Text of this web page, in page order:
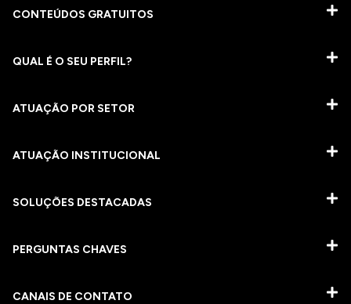
CONTEÚDOS GRATUITOS
QUAL É O SEU PERFIL?
ATUAÇÃO POR SETOR
ATUAÇÃO INSTITUCIONAL
SOLUÇÕES DESTACADAS
PERGUNTAS CHAVES​
CANAIS DE CONTATO